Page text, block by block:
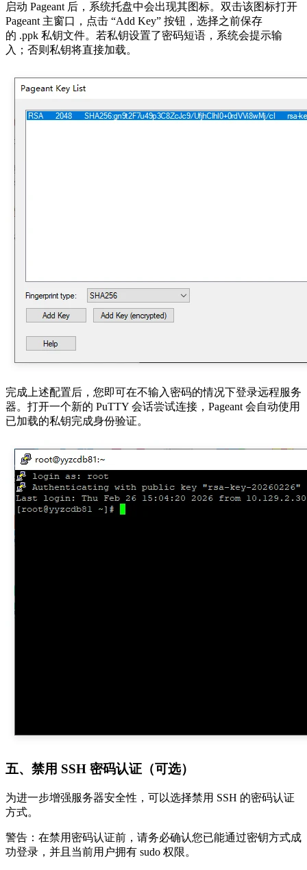
启动 Pageant 后，系统托盘中会出现其图标。双击该图标打开
Pageant 主窗口，点击 “Add Key” 按钮，选择之前保存
的 .ppk 私钥文件。若私钥设置了密码短语，系统会提示输
入；否则私钥将直接加载。
完成上述配置后，您即可在不输入密码的情况下登录远程服务
器。打开一个新的 PuTTY 会话尝试连接，Pageant 会自动使用
已加载的私钥完成身份验证。
五、禁用 SSH 密码认证（可选）
为进一步增强服务器安全性，可以选择禁用 SSH 的密码认证
方式。
警告：在禁用密码认证前，请务必确认您已能通过密钥方式成
功登录，并且当前用户拥有 sudo 权限。